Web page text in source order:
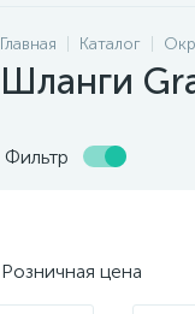
Главная Каталог
Шланги
Фильтр
Розничная цена